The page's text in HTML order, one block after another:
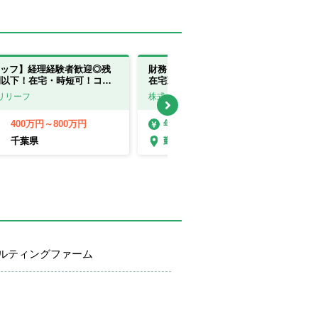
フ】経理経験者歓迎◎残
下！在宅・時短可！コン
に強み！
リーフ
400万円～800万円
千葉県
財務コンサルタント｜未経験大歓迎！
在宅勤務（週2～3回）/転勤なし/年休
125日【東京都】
株式会社古田土経営
年収
勤務地
ティングファーム